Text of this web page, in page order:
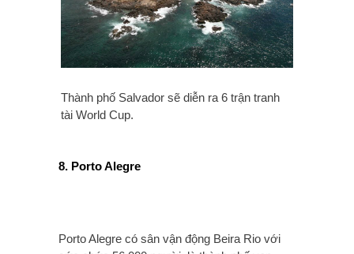
Thành phố Salvador sẽ diễn ra 6 trận tranh
tài World Cup.
8. Porto Alegre
Porto Alegre có sân vận động Beira Rio với